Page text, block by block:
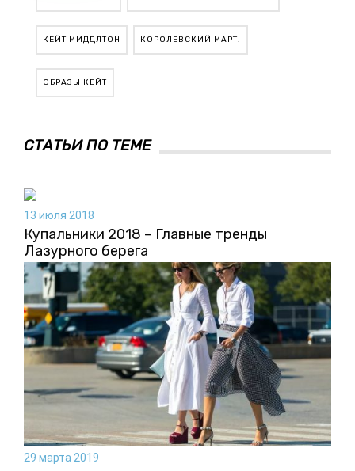
КЕЙТ МИДДЛТОН КОРОЛЕВСКИЙ МАРТ.
ОБРАЗЫ КЕЙТ
СТАТЬИ ПО ТЕМЕ
13 июля 2018
Купальники 2018 – Главные тренды
Лазурного берега
29 марта 2019